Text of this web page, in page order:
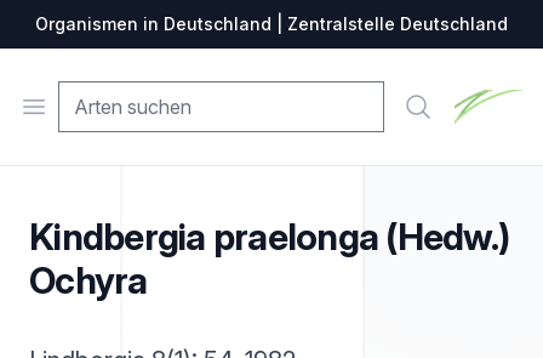
Organismen in Deutschland | Zentralstelle Deutschland
Open menu Suche
Kindbergia praelonga (Hedw.)
Ochyra